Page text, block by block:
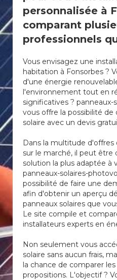
personnalisée à
comparant
professionnels
Vous envisagez une
habitation à Fonsorbes ?
d'une énergie
l'environnement tout en
significatives ?
vous offre la possibilité
solaire avec un devis
Dans la multitude
sur le marché, il peut être
solution la plus adaptée à
panneaux-solaires-
possibilité de faire une
afin d'obtenir un aperçu
panneaux solaires que
Le site compile et
installateurs experts en
Non seulement vous
solaire sans aucun frais,
la chance de comparer
propositions. L'objectif ?